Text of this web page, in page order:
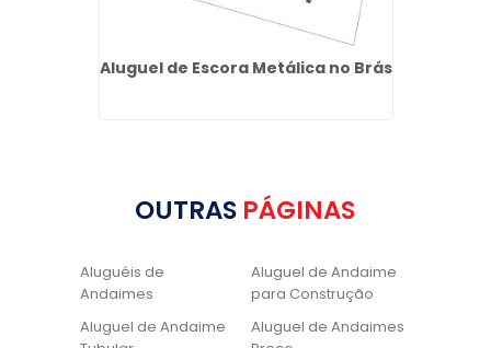
Aluguel de Escora Metálica no Brás
OUTRAS PÁGINAS
Aluguéis de
Andaimes
Aluguel de Andaime
para Construção
Aluguel de Andaime
Aluguel de Andaimes